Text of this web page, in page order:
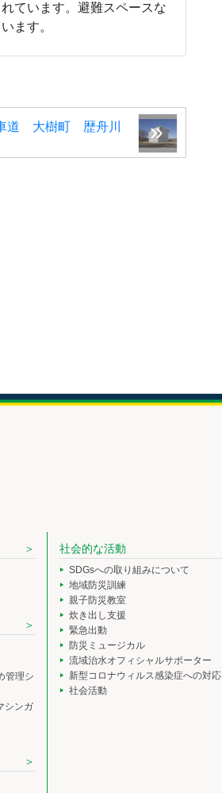
ています。避難スペースな
ます。
道 大樹町 歴舟川
管理シ
シンガ
社会的な活動
SDGsへの取り組みについて
地域防災訓練
親子防災教室
炊き出し支援
緊急出動
防災ミュージカル
流域治水オフィシャルサポーター
新型コロナウィルス感染症への対応
社会活動